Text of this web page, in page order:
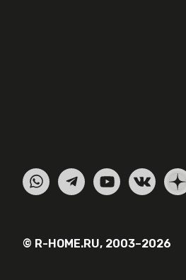
© R-HOME.RU, 2003–2026